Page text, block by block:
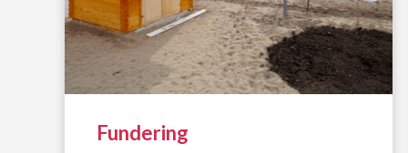
Fundering